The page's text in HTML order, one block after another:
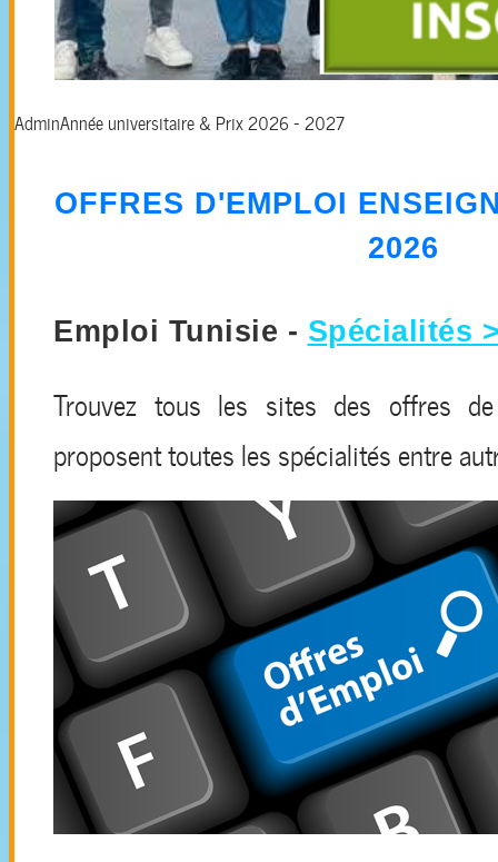
AdminAnnée universitaire & Prix 2026 - 2027
OFFRES D'EMPLOI
2026
Emploi Tunisie - Spécialités
Trouvez tous les sites des offres
proposent toutes les spécialités entre